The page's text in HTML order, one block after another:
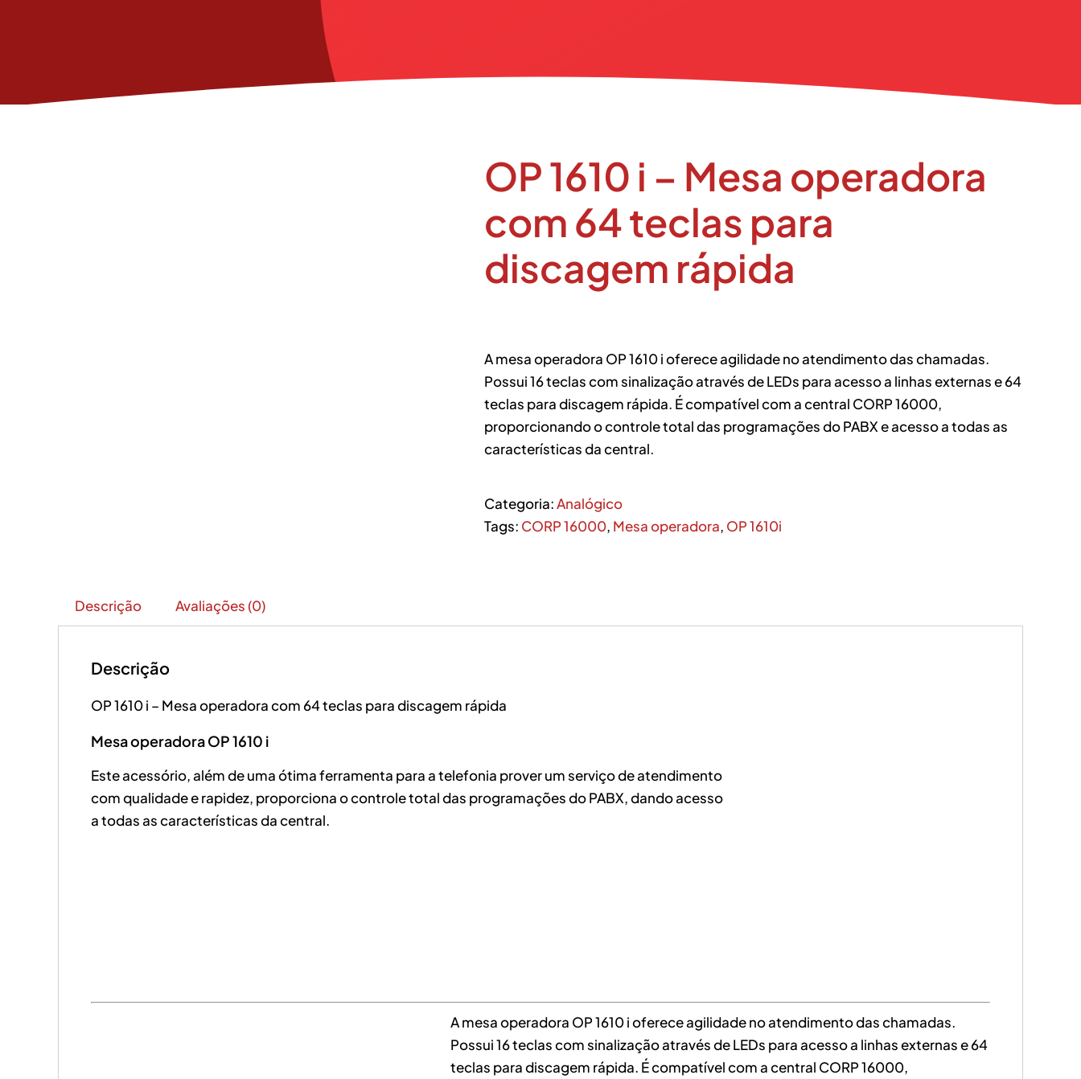
OP 1610 i – Mesa operadora
com 64 teclas para
discagem rápida
A mesa operadora OP 1610 i oferece agilidade no atendimento das chamadas.
Possui 16 teclas com sinalização através de LEDs para acesso a linhas externas e 64
teclas para discagem rápida. É compatível com a central CORP 16000,
proporcionando o controle total das programações do PABX e acesso a todas as
características da central.
Categoria:Analógico
Tags: CORP 16000, Mesa operadora, OP 1610i
Descrição Avaliações (0)
Descrição
OP 1610 i – Mesa operadora com 64 teclas para discagem rápida
Mesa operadora OP 1610 i
Este acessório, além de uma ótima ferramenta para a telefonia prover um serviço de atendimento
com qualidade e rapidez, proporciona o controle total das programações do PABX, dando acesso
a todas as características da central.
A mesa operadora OP 1610 i oferece agilidade no atendimento das chamadas.
Possui 16 teclas com sinalização através de LEDs para acesso a linhas externas e 64
teclas para discagem rápida. É compatível com a central CORP 16000,